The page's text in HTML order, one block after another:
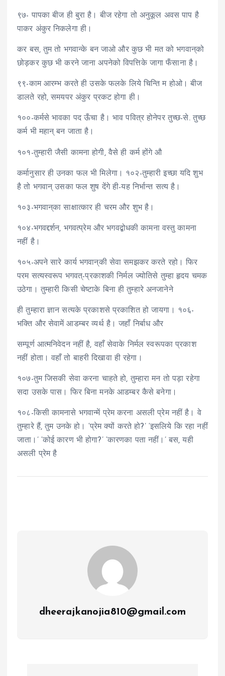
९७- पापका बीज ही बुरा है। बीज रहेगा तो अनुकूल अवस पाप है
पाकर अंकुर निकलेगा ही।
कर बस, तुम तो भगवान्के बन जाओ और कुछ भी मत को भगवान्‌को
छोड़कर कुछ भी करने जाना अपनेको विपत्तिके जागा फँसाना है।
९९-काम आरम्भ करते ही उसके फलके लिये चिन्ति म होओ। बीज
डालते रहो, समयपर अंकुर प्रकट होगा ही।
१००-कर्मसे भावका पद ऊँचा है। भाव पवित्र होनेपर तुच्छ-से. तुच्छ
कर्म भी महान् बन जाता है।
१०१-तुम्हारी जैसी कामना होगी, वैसे ही कर्म होंगे औ
कर्मानुसार ही उनका फल भी मिलेगा। १०२-तुम्हारी इच्छा यदि शुभ
है तो भगवान् उसका फल शुष देंगे ही-यह निर्भान्त सत्य है।
१०३-भगवान्‌का साक्षात्कार ही चरम और शुभ है।
१०४-भगवद्दर्शन, भगवत्प्रेम और भगवद्बोधकी कामना वस्तु कामना
नहीं है।
१०५-अपने सारे कार्य भगवान्‌की सेवा समझकर करते रहो। फिर
परम सत्यस्वरूप भगवत्-प्रकाशकी निर्मल ज्योतिसे तुम्हा हृदय चमक
उठेगा। तुम्हारी किसी चेष्टाके बिना ही तुम्हारे अनजानेने
ही तुम्हारा ज्ञान सत्यके प्रकाशसे प्रकाशित हो जायगा। १०६-
भक्ति और सेवामें आडम्बर व्यर्थ है। जहाँ निर्बाध और
सम्पूर्ण आत्मनिवेदन नहीं है, वहाँ सेवाके निर्मल स्वरूपका प्रकाश
नहीं होता। वहाँ तो बाहरी दिखावा ही रहेगा।
१०७-तुम जिसकी सेवा करना चाहते हो, तुम्हारा मन तो पड़ा रहेगा
सदा उसके पास। फिर बिना मनके आडम्बर कैसे बनेगा।
१०८-किसी कामनासे भगवान्में प्रेम करना असली प्रेम नहीं है। वे
तुम्हारे हैं, तुम उनके हो। ‘प्रेम क्यों करते हो?’ ‘इसलिये कि रहा नहीं
जाता।’ ‘कोई कारण भी होगा?’ ‘कारणका पता नहीं।’ बस, यही
असली प्रेम है
dheerajkanojia810@gmail.com